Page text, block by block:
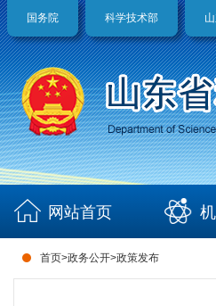
国务院 科学技术部
网站首页
首页>政务公开>政策发布